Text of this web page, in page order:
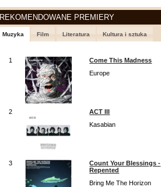
REKOMENDOWANE PREMIERY
Muzyka Film Literatura Kultura i sztuka
1
Come This Madness
Europe
2
ACT III
Kasabian
3
Count Your Blessings -
Repented
Bring Me The Horizon